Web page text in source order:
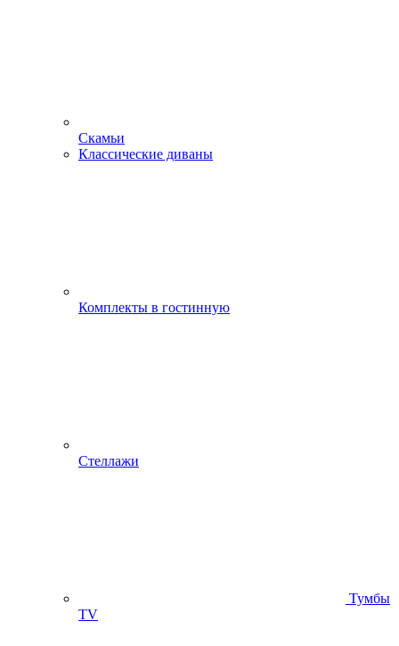
Скамьи
Классические диваны
Комплекты в гостинную
Стеллажи
Тумбы
ТV